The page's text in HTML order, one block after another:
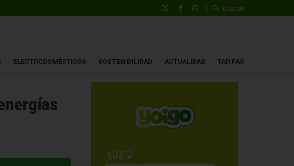
| Buscar
ELECTRODOMÉSTICOS SOSTENIBILIDAD ACTUALIDAD TARIFAS